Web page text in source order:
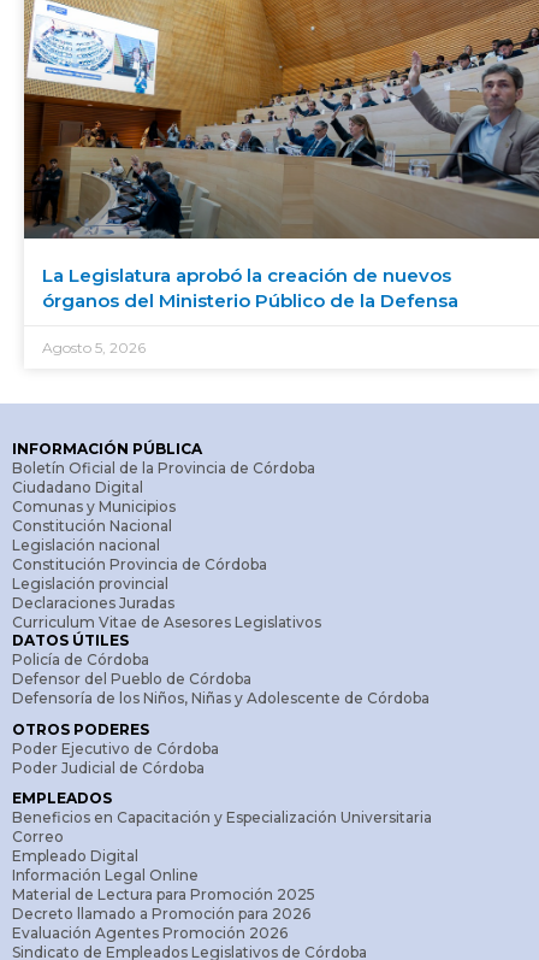
La Legislatura aprobó la creación de nuevos
órganos del Ministerio Público de la Defensa
Agosto 5, 2026
INFORMACIÓN PÚBLICA
Boletín Oficial de la Provincia de Córdoba
Ciudadano Digital
Comunas y Municipios
Constitución Nacional
Legislación nacional
Constitución Provincia de Córdoba
Legislación provincial
Declaraciones Juradas
Curriculum Vitae de Asesores Legislativos
DATOS ÚTILES
Policía de Córdoba
Defensor del Pueblo de Córdoba
Defensoría de los Niños, Niñas y Adolescente de Córdoba
OTROS PODERES
Poder Ejecutivo de Córdoba
Poder Judicial de Córdoba
EMPLEADOS
Beneficios en Capacitación y Especialización Universitaria
Correo
Empleado Digital
Información Legal Online
Material de Lectura para Promoción 2025
Decreto llamado a Promoción para 2026
Evaluación Agentes Promoción 2026
Sindicato de Empleados Legislativos de Córdoba